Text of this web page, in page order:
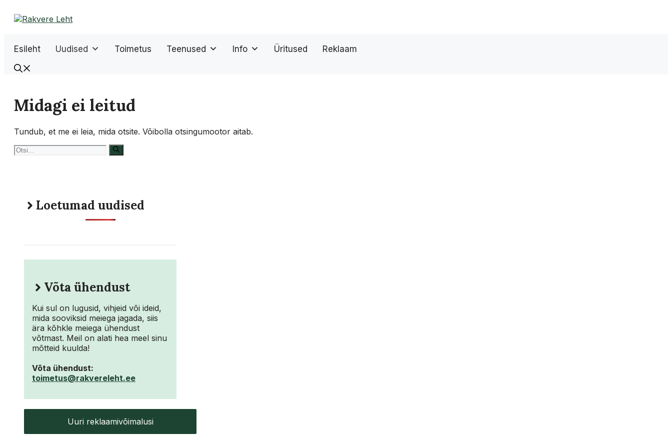
sisu
Esileht Uudised Toimetus Teenused Info Üritused Reklaam
Midagi ei leitud
Tundub, et me ei leia, mida otsite. Võibolla otsingumootor aitab.
Otsi:
Loetumad uudised
Võta ühendust
Kui sul on lugusid, vihjeid või ideid,
mida sooviksid meiega jagada, siis
ära kõhkle meiega ühendust
võtmast. Meil on alati hea meel sinu
mõtteid kuulda!
Võta ühendust:
toimetus@rakvereleht.ee
Uuri reklaamivõimalusi